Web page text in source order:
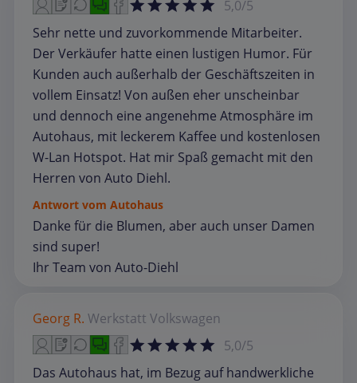
5,0/5
Sehr nette und zuvorkommende Mitarbeiter.
Der Verkäufer hatte einen lustigen Humor. Für
Kunden auch außerhalb der Geschäftszeiten in
vollem Einsatz! Von außen eher unscheinbar
und dennoch eine angenehme Atmosphäre im
Autohaus, mit leckerem Kaffee und kostenlosen
W-Lan Hotspot. Hat mir Spaß gemacht mit den
Herren von Auto Diehl.
Antwort vom Autohaus
Danke für die Blumen, aber auch unser Damen
sind super!
Ihr Team von Auto-Diehl
Georg R. Werkstatt Volkswagen
5,0/5
Das Autohaus hat, im Bezug auf handwerkliche